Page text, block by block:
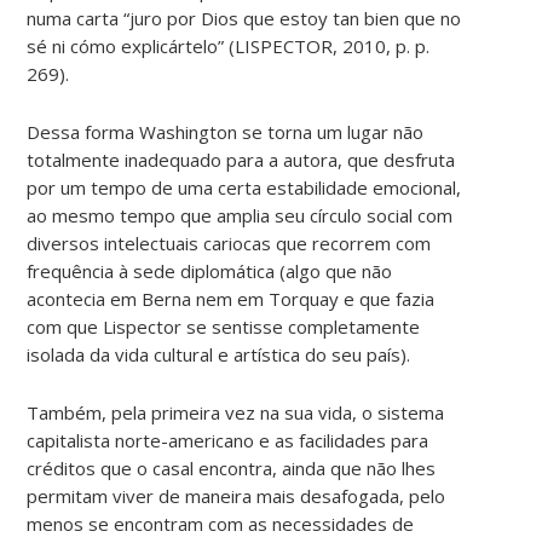
numa carta “juro por Dios que estoy tan bien que no
sé ni cómo explicártelo” (LISPECTOR, 2010, p. p.
269).
Dessa forma Washington se torna um lugar não
totalmente inadequado para a autora, que desfruta
por um tempo de uma certa estabilidade emocional,
ao mesmo tempo que amplia seu círculo social com
diversos intelectuais cariocas que recorrem com
frequência à sede diplomática (algo que não
acontecia em Berna nem em Torquay e que fazia
com que Lispector se sentisse completamente
isolada da vida cultural e artística do seu país).
Também, pela primeira vez na sua vida, o sistema
capitalista norte-americano e as facilidades para
créditos que o casal encontra, ainda que não lhes
permitam viver de maneira mais desafogada, pelo
menos se encontram com as necessidades de